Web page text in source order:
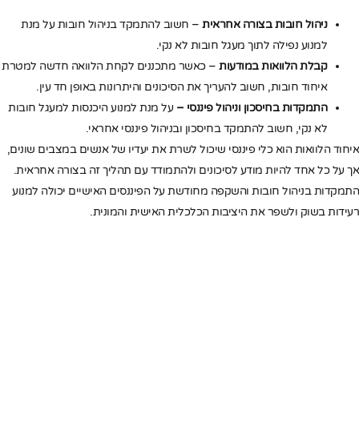
ניהול חובות בצורה אחראית – חשוב להתמקד בניהול חובות על מנת
למנוע נפילה לתוך מעגל חובות לא נקי.
קבלת הלוואות במודעות – כאשר מתכננים לקחת הלוואה חדשה למטרת
איחוד חובות, חשוב להעריך את הסיכונים והיתרונות באופן חד עין.
התמקדות בחיסכון וניהול פיננסי – על מנת למנוע היכנסות למעגל חובות
לא נקי, חשוב להתמקד בחיסכון ובניהול פיננסי אחראי.
איחוד הלוואות הוא כלי פיננסי שיכול לשרת את יעדיו של אנשים במצבים שונים,
אך על כל אחד להיות מודע לסיכונים ולהתמודד עם תהליך זה בצורה אחראית.
התמקדות בניהול חובות והשקפה מחודשת על הפיננסים האישיים יכולה למנוע
רעידות בשוק ולשפר את היציבות הכלכלית האישית והמונית.